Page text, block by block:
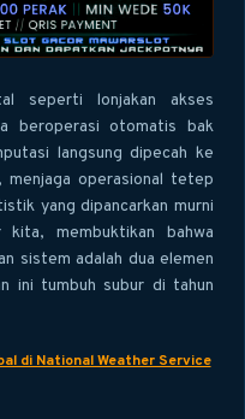
seperti lonjakan akses
beroperasi otomatis bak
langsung dipecah ke
operasional tetep
yang dipancarkan murni
membuktikan bahwa
sistem adalah dua elemen
ini tumbuh subur di tahun
di National Weather Service